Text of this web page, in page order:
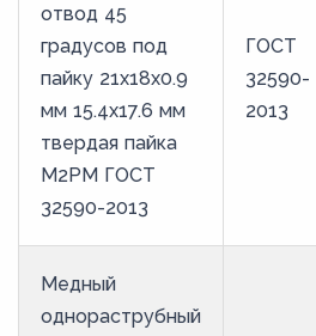
отвод 45
градусов под
пайку 21х18х0.9
мм 15.4х17.6 мм
твердая пайка
М2РМ ГОСТ
32590-2013
ГОСТ
32590-
2013
Медный
однораструбный